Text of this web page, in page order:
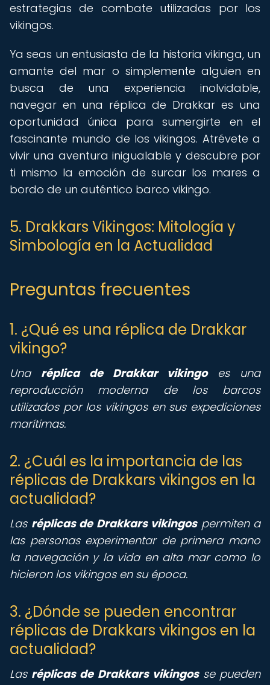
estrategias de combate utilizadas por los
vikingos.
Ya seas un entusiasta de la historia vikinga, un
amante del mar o simplemente alguien en
busca de una experiencia inolvidable,
navegar en una réplica de Drakkar es una
oportunidad única para sumergirte en el
fascinante mundo de los vikingos. Atrévete a
vivir una aventura inigualable y descubre por
ti mismo la emoción de surcar los mares a
bordo de un auténtico barco vikingo.
5. Drakkars Vikingos: Mitología y
Simbología en la Actualidad
Preguntas frecuentes
1. ¿Qué es una réplica de Drakkar
vikingo?
Una réplica de Drakkar vikingoes una
reproducción moderna de los barcos
utilizados por los vikingos en sus expediciones
marítimas.
2. ¿Cuál es la importancia de las
réplicas de Drakkars vikingos en la
actualidad?
Las réplicas de Drakkars vikingospermiten a
las personas experimentar de primera mano
la navegación y la vida en alta mar como lo
hicieron los vikingos en su época.
3. ¿Dónde se pueden encontrar
réplicas de Drakkars vikingos en la
actualidad?
Las réplicas de Drakkars vikingosse pueden